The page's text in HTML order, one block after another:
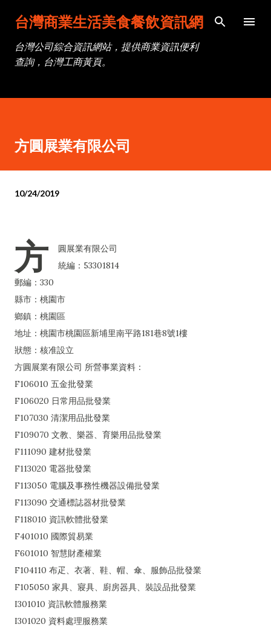
跳到主要內容
台灣商業生活美食餐飲資訊網
台灣公司綜合資訊網站，提供商業資訊便利
查詢，台灣工商黃頁。
方圓展業有限公司
10/24/2019
方
圓展業有限公司
統編：53301814
郵編：330
縣市：桃園市
鄉鎮：桃園區
地址：桃園市桃園區新埔里南平路181巷8號1樓
狀態：核准設立
方圓展業有限公司 所營事業資料：
F106010 五金批發業
F106020 日常用品批發業
F107030 清潔用品批發業
F109070 文教、樂器、育樂用品批發業
F111090 建材批發業
F113020 電器批發業
F113050 電腦及事務性機器設備批發業
F113090 交通標誌器材批發業
F118010 資訊軟體批發業
F401010 國際貿易業
F601010 智慧財產權業
F104110 布疋、衣著、鞋、帽、傘、服飾品批發業
F105050 家具、寢具、廚房器具、裝設品批發業
I301010 資訊軟體服務業
I301020 資料處理服務業